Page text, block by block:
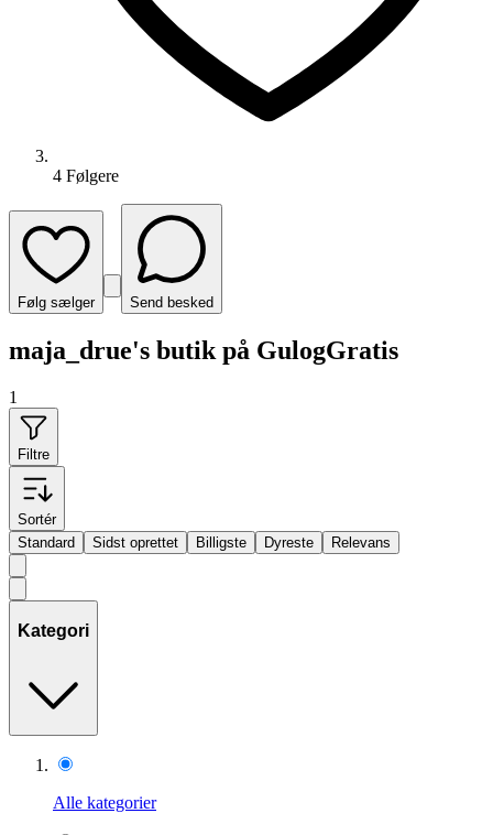
4 Følgere
Følg sælger Send besked
maja_drue's butik på GulogGratis
1
Filtre
Sortér
Standard
Sidst oprettet Billigste Dyreste Relevans
Kategori
Alle kategorier